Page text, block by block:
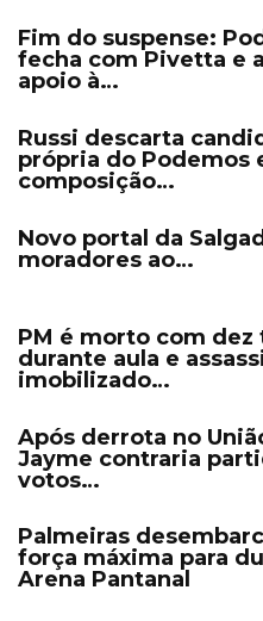
Fim do suspense:
fecha com Pivetta e
apoio à…
Russi descarta
própria do Podemos
composição…
Novo portal da
moradores ao…
PM é morto com dez
durante aula e
imobilizado…
Após derrota no
Jayme contraria
votos…
Palmeiras
força máxima para
Arena Pantanal